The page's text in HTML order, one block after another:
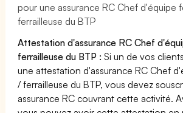
pour une assurance RC Chef d'équipe
ferrailleuse du BTP
Attestation d'assurance RC Chef
ferrailleuse du BTP : Si un de vos
une attestation d'assurance RC Chef
/ ferrailleuse du BTP, vous devez
assurance RC couvrant cette activité.